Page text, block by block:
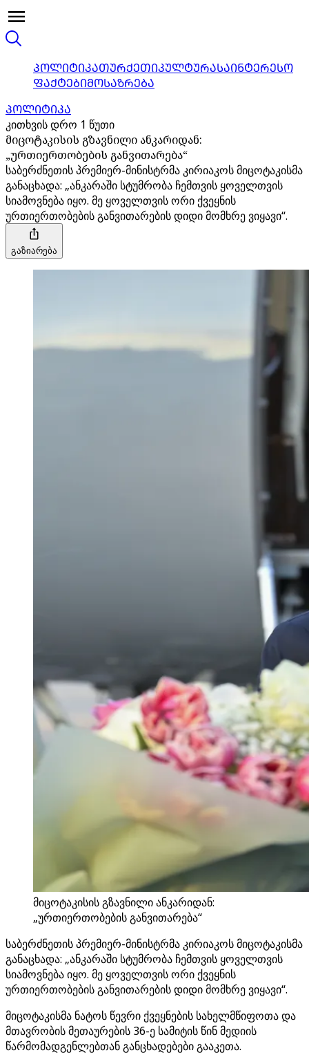
ᲞᲝᲚᲘᲢᲘᲙᲐᲗᲣᲠᲥᲔᲗᲘᲙᲣᲚᲢᲣᲠᲐᲡᲐᲘᲜᲢᲔᲠᲔᲡᲝ
ᲤᲐᲥᲢᲔᲑᲘᲛᲝᲡᲐᲖᲠᲔᲑᲐ
ᲞᲝᲚᲘᲢᲘᲙᲐ
კითხვის დრო 1 წუთი
მიცოტაკისის გზავნილი ანკარიდან:
„ურთიერთობების განვითარება“
საბერძნეთის პრემიერ-მინისტრმა კირიაკოს მიცოტაკისმა
განაცხადა: „ანკარაში სტუმრობა ჩემთვის ყოველთვის
სიამოვნება იყო. მე ყოველთვის ორი ქვეყნის
ურთიერთობების განვითარების დიდი მომხრე ვიყავი“.
გაზიარება
მიცოტაკისის გზავნილი ანკარიდან:
„ურთიერთობების განვითარება“
საბერძნეთის პრემიერ-მინისტრმა კირიაკოს მიცოტაკისმა
განაცხადა: „ანკარაში სტუმრობა ჩემთვის ყოველთვის
სიამოვნება იყო. მე ყოველთვის ორი ქვეყნის
ურთიერთობების განვითარების დიდი მომხრე ვიყავი“.
მიცოტაკისმა ნატოს წევრი ქვეყნების სახელმწიფოთა და
მთავრობის მეთაურების 36-ე სამიტის წინ მედიის
წარმომადგენლებთან განცხადებები გააკეთა.